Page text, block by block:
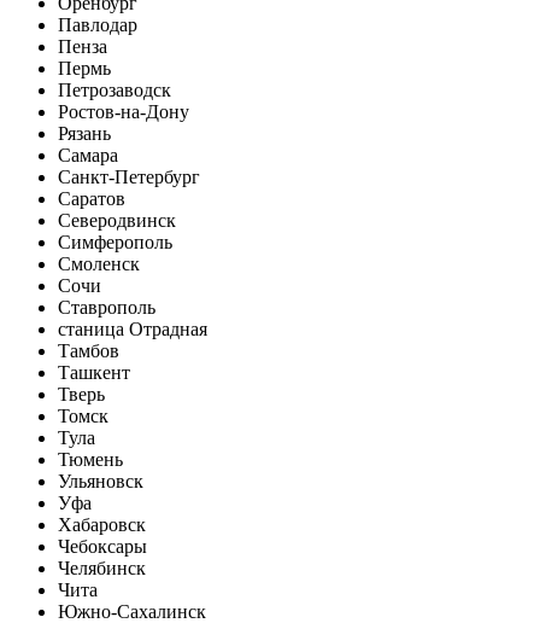
Павлодар
Пенза
Пермь
Петрозаводск
Ростов-на-Дону
Рязань
Самара
Санкт-Петербург
Саратов
Северодвинск
Симферополь
Смоленск
Сочи
Ставрополь
станица Отрадная
Тамбов
Ташкент
Тверь
Томск
Тула
Тюмень
Ульяновск
Уфа
Хабаровск
Чебоксары
Челябинск
Чита
Южно-Сахалинск